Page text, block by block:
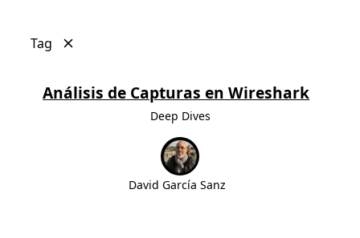
Tag
Análisis de Capturas en Wireshark
Deep Dives
David García Sanz